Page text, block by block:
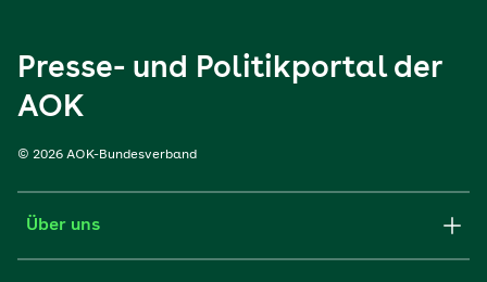
Presse- und Politikportal der
AOK
© 2026 AOK-Bundesverband
Über uns